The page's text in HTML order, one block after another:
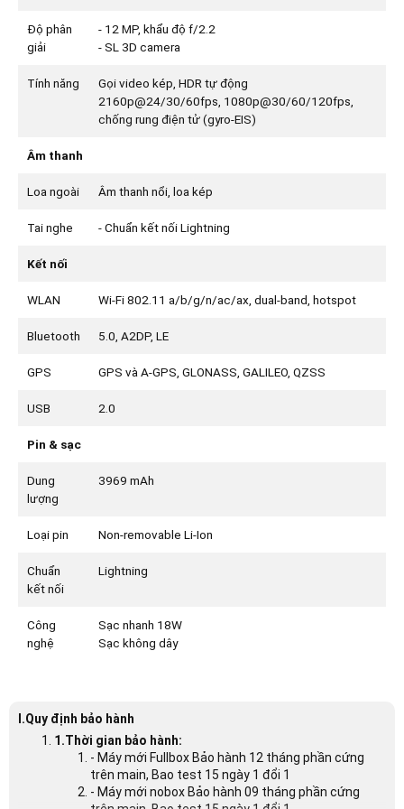
Độ phân
giải
- 12 MP, khẩu độ f/2.2
- SL 3D camera
Tính năng
Gọi video kép, HDR tự động
2160p@24/30/60fps, 1080p@30/60/120fps,
chống rung điện tử (gyro-EIS)
Âm thanh
Loa ngoài Âm thanh nổi, loa kép
Tai nghe - Chuẩn kết nối Lightning
Kết nối
WLAN Wi-Fi 802.11 a/b/g/n/ac/ax, dual-band, hotspot
Bluetooth 5.0, A2DP, LE
GPS GPS và A-GPS, GLONASS, GALILEO, QZSS
USB 2.0
Pin & sạc
Dung
lượng
3969 mAh
Loại pin Non-removable Li-Ion
Chuẩn
kết nối
Lightning
Công
nghệ
Sạc nhanh 18W
Sạc không dây
I.Quy định bảo hành
1.Thời gian bảo hành:
- Máy mới Fullbox Bảo hành 12 tháng phần cứng
trên main, Bao test 15 ngày 1 đổi 1
- Máy mới nobox Bảo hành 09 tháng phần cứng